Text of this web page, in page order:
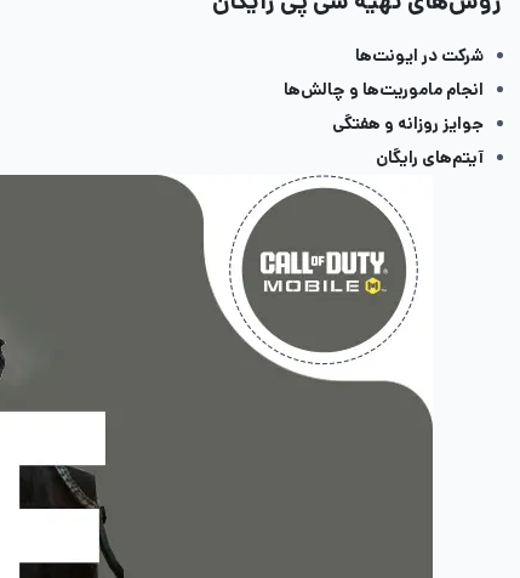
شرکت در ایونت‌ها
انجام ماموریت‌ها و چالش‌ها
جوایز روزانه و هفتگی
آیتم‌های رایگان